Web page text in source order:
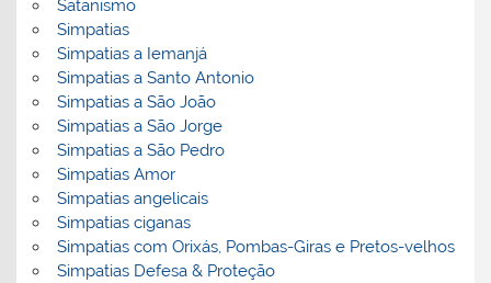
Satanismo
Simpatias
Simpatias a Iemanjá
Simpatias a Santo Antonio
Simpatias a São João
Simpatias a São Jorge
Simpatias a São Pedro
Simpatias Amor
Simpatias angelicais
Simpatias ciganas
Simpatias com Orixás, Pombas-Giras e Pretos-velhos
Simpatias Defesa & Proteção